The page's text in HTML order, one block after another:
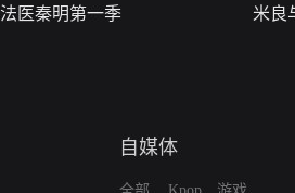
法医秦明第一季 米良
自媒体